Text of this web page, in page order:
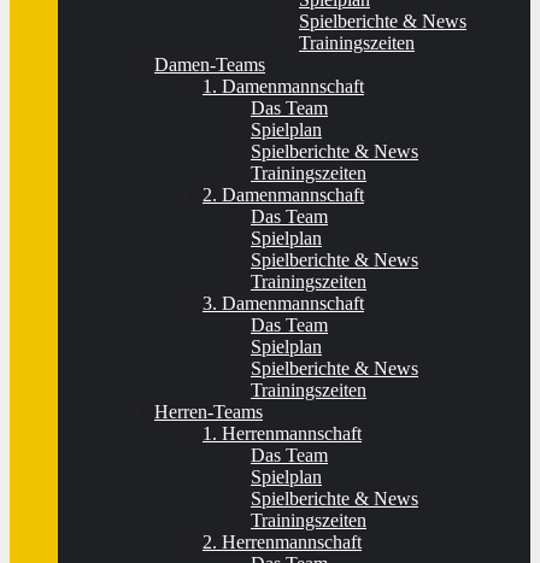
Spielberichte & News
Trainingszeiten
Damen-Teams
1. Damenmannschaft
Das Team
Spielplan
Spielberichte & News
Trainingszeiten
2. Damenmannschaft
Das Team
Spielplan
Spielberichte & News
Trainingszeiten
3. Damenmannschaft
Das Team
Spielplan
Spielberichte & News
Trainingszeiten
Herren-Teams
1. Herrenmannschaft
Das Team
Spielplan
Spielberichte & News
Trainingszeiten
2. Herrenmannschaft